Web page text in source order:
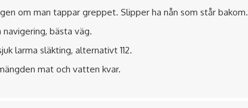
om man tappar greppet. Slipper ha nån som står bakom.
bästa väg.
larma släkting, alternativt 112.
mat och vatten kvar.